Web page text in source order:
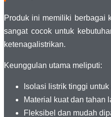
Produk ini memiliki berbagai
sangat cocok untuk
ketenagalistrikan.
Keunggulan utama meliputi:
Isolasi listrik tinggi
Material kuat dan tahan
Fleksibel dan mudah